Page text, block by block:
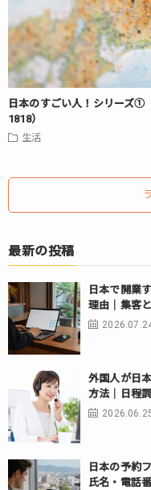
日本のすごい人！シリーズ①
1818）
生活
最新の投稿
日本で開業
理由｜集客
外国人が日
方法｜日程
日本の予約
氏名・電話